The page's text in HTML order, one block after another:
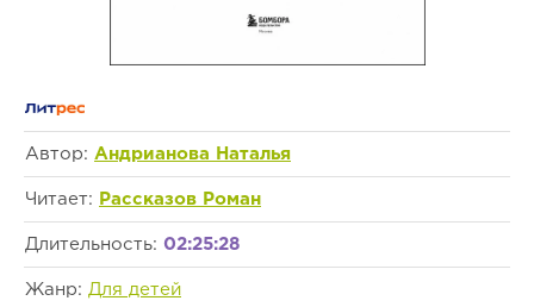
Автор: Андрианова Наталья
Читает: Рассказов Роман
Длительность: 02:25:28
Жанр: Для детей